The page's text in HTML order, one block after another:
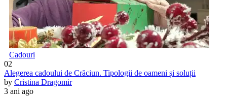
Cadouri
02
Alegerea cadoului de Crăciun. Tipologii de oameni și soluții
by Cristina Dragomir
3 ani ago